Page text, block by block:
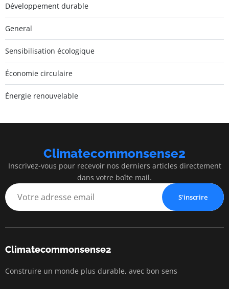
Développement durable
General
Sensibilisation écologique
Économie circulaire
Énergie renouvelable
Climatecommonsense2
Inscrivez-vous pour recevoir nos derniers articles directement
dans votre boîte mail.
S'inscrire
Climatecommonsense2
Construire un monde plus durable, avec bon sens